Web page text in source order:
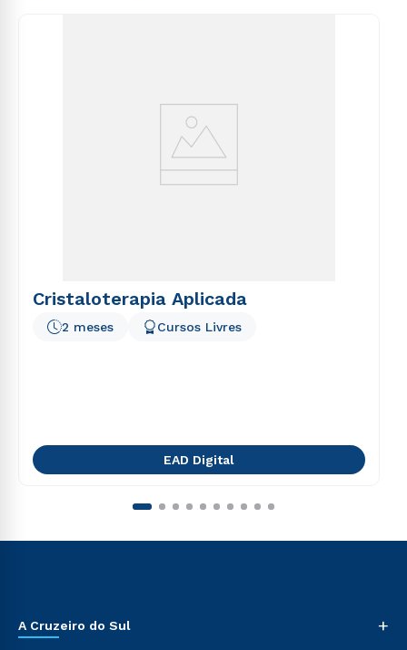
Cristaloterapia Aplicada
2 meses Cursos Livres
EAD Digital
A Cruzeiro do Sul +